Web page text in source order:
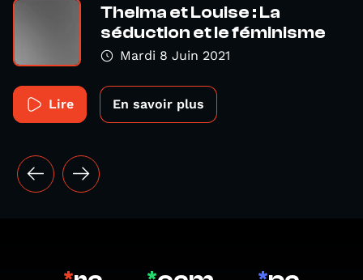
Thelma et Louise : La
séduction et le féminisme
Mardi 8 Juin 2021
Lire En savoir plus